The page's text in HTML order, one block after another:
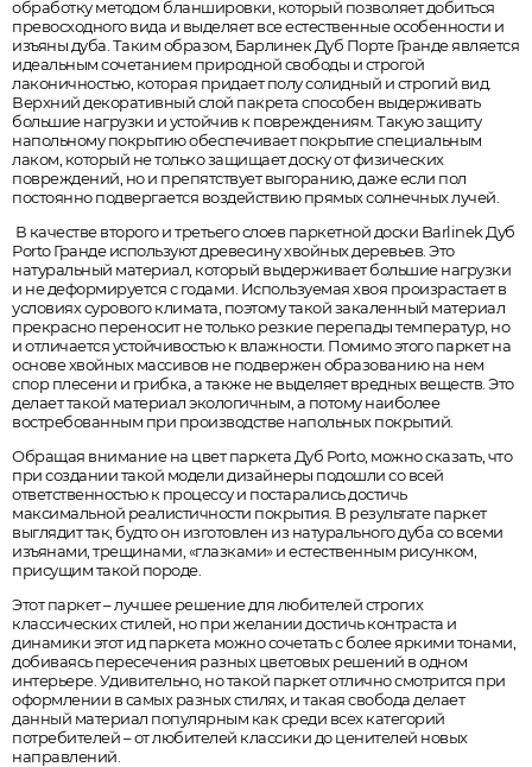
обработку методом бланшировки, который позволяет добиться
превосходного вида и выделяет все естественные особенности и
изъяны дуба. Таким образом, Барлинек Дуб Порте Гранде является
идеальным сочетанием природной свободы и строгой
лаконичностью, которая придает полу солидный и строгий вид.
Верхний декоративный слой пакрета способен выдерживать
большие нагрузки и устойчив к повреждениям. Такую защиту
напольному покрытию обеспечивает покрытие специальным
лаком, который не только защищает доску от физических
повреждений, но и препятствует выгоранию, даже если пол
постоянно подвергается воздействию прямых солнечных лучей.
В качестве второго и третьего слоев паркетной доски Barlinek Дуб
Porto Гранде используют древесину хвойных деревьев. Это
натуральный материал, который выдерживает большие нагрузки
и не деформируется с годами. Используемая хвоя произрастает в
условиях сурового климата, поэтому такой закаленный материал
прекрасно переносит не только резкие перепады температур, но
и отличается устойчивостью к влажности. Помимо этого паркет на
основе хвойных массивов не подвержен образованию на нем
спор плесени и грибка, а также не выделяет вредных веществ. Это
делает такой материал экологичным, а потому наиболее
востребованным при производстве напольных покрытий.
Обращая внимание на цвет паркета Дуб Porto, можно сказать, что
при создании такой модели дизайнеры подошли со всей
ответственностью к процессу и постарались достичь
максимальной реалистичности покрытия. В результате паркет
выглядит так, будто он изготовлен из натурального дуба со всеми
изъянами, трещинами, «глазками» и естественным рисунком,
присущим такой породе.
Этот паркет – лучшее решение для любителей строгих
классических стилей, но при желании достичь контраста и
динамики этот ид паркета можно сочетать с более яркими тонами,
добиваясь пересечения разных цветовых решений в одном
интерьере. Удивительно, но такой паркет отлично смотрится при
оформлении в самых разных стилях, и такая свобода делает
данный материал популярным как среди всех категорий
потребителей – от любителей классики до ценителей новых
направлений.